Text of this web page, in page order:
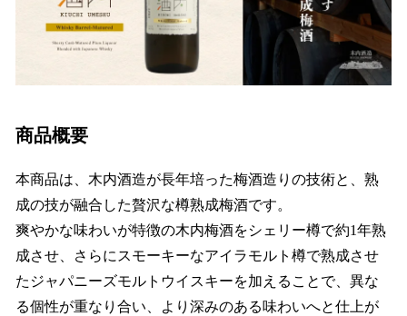
商品概要
本商品は、木内酒造が長年培った梅酒造りの技術と、熟
成の技が融合した贅沢な樽熟成梅酒です。
爽やかな味わいが特徴の木内梅酒をシェリー樽で約1年熟
成させ、さらにスモーキーなアイラモルト樽で熟成させ
たジャパニーズモルトウイスキーを加えることで、異な
る個性が重なり合い、より深みのある味わいへと仕上が